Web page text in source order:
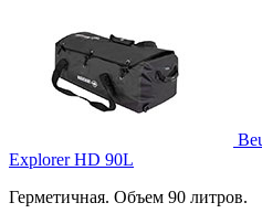
Explorer HD 90L
Герметичная. Объем 90 литров.